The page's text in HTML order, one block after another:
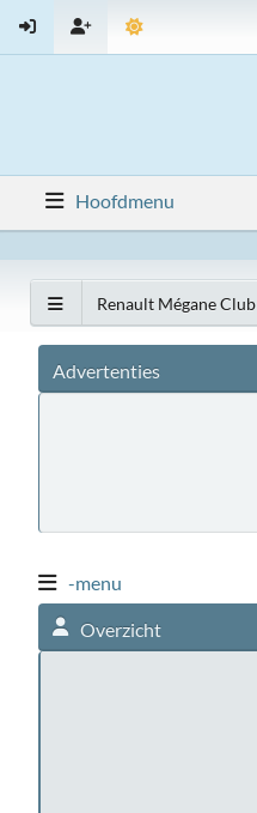
Hoofdmenu
Renault Mégane Club
Advertenties
-menu
Overzicht